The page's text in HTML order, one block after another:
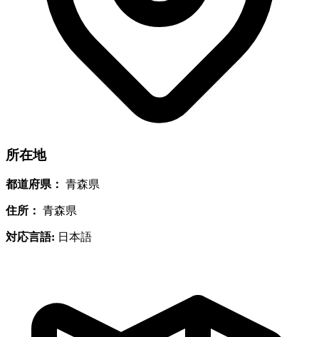
所在地
都道府県： 青森県
住所： 青森県
対応言語: 日本語